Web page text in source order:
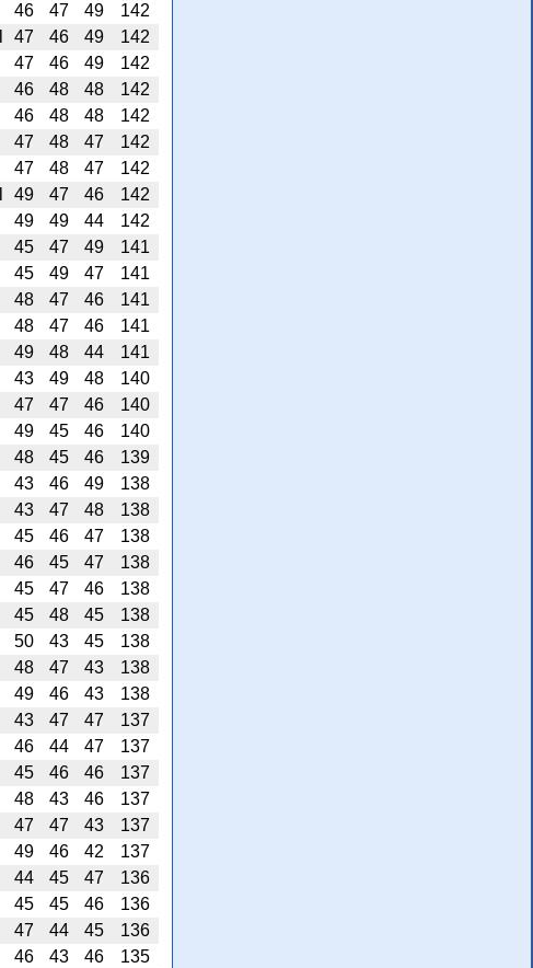
46 47 49
142
47 46 49
142
47 46 49
142
46 48 48
142
46 48 48
142
47 48 47
142
47 48 47
142
49 47 46
142
49 49 44
142
45 47 49
141
45 49 47
141
48 47 46
141
48 47 46
141
49 48 44
141
43 49 48
140
47 47 46
140
49 45 46
140
48 45 46
139
43 46 49
138
43 47 48
138
45 46 47
138
46 45 47
138
45 47 46
138
45 48 45
138
50 43 45
138
48 47 43
138
49 46 43
138
43 47 47
137
46 44 47
137
45 46 46
137
48 43 46
137
47 47 43
137
49 46 42
137
44 45 47
136
45 45 46
136
47 44 45
136
46 43 46
135